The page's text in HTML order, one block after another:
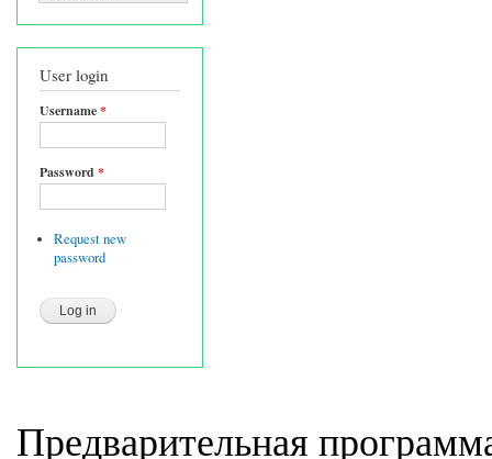
User login
Username*
Password*
Request new
password
Предварительная